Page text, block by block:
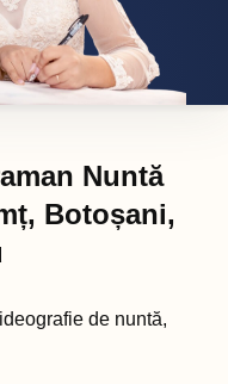
Nuntă
Botoșani,
de nuntă,